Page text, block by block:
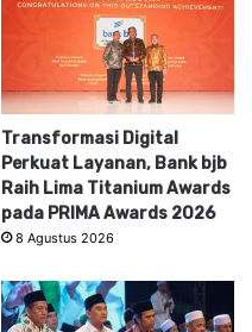
Transformasi Digital
Perkuat Layanan, Bank bjb
Raih Lima Titanium Awards
pada PRIMA Awards 2026
8 Agustus 2026